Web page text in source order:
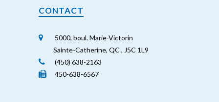
CONTACT
5000, boul. Marie-Victorin
Sainte-Catherine, QC , J5C 1L9
(450) 638-2163
450-638-6567